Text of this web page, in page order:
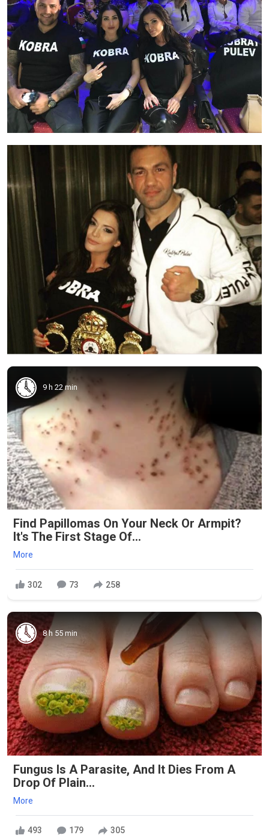
9 h 22 min
Find Papillomas On Your Neck Or Armpit?
It's The First Stage Of...
More
302 73 258
8 h 55 min
Fungus Is A Parasite, And It Dies From A
Drop Of Plain...
More
493 179 305